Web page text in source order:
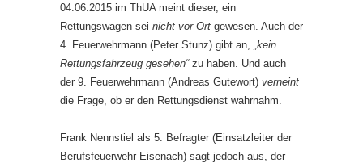
04.06.2015 im ThUA meint dieser, ein
Rettungswagen sei nicht vor Ort gewesen. Auch der
4. Feuerwehrmann (Peter Stunz) gibt an,
„kein
Rettungsfahrzeug gesehen“zu haben. Und auch
der 9. Feuerwehrmann (Andreas Gutewort) verneint
die Frage, ob er den Rettungsdienst wahrnahm.
Frank Nennstiel als 5. Befragter (Einsatzleiter der
Berufsfeuerwehr Eisenach) sagt jedoch aus, der